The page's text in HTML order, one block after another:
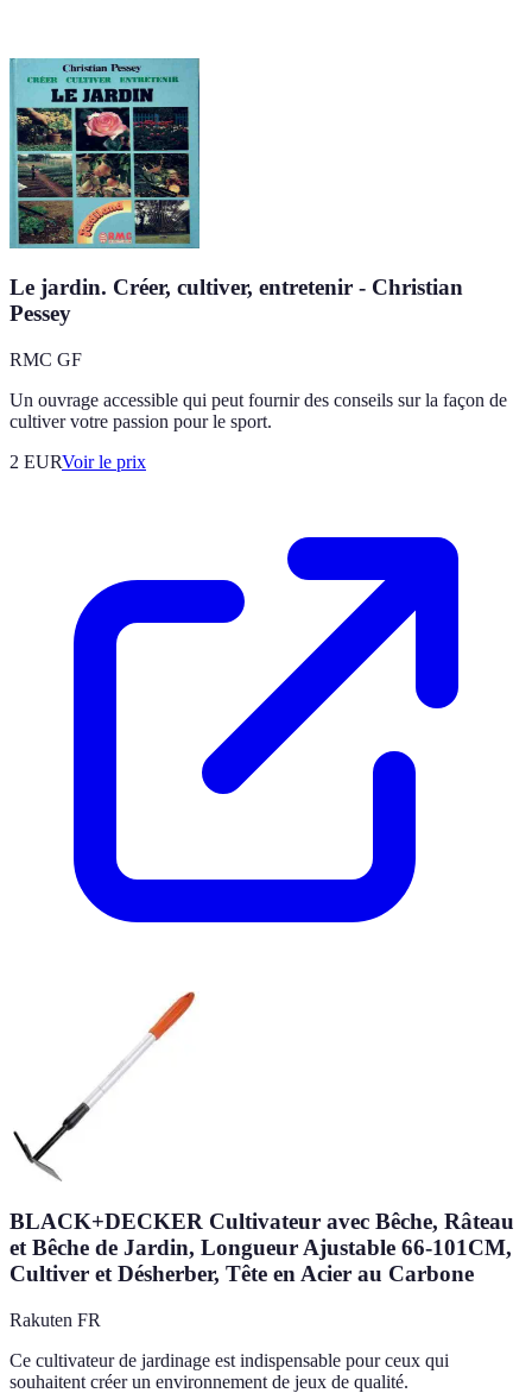
Le jardin. Créer, cultiver, entretenir - Christian
Pessey
RMC GF
Un ouvrage accessible qui peut fournir des conseils sur la façon de
cultiver votre passion pour le sport.
2 EURVoir le prix
BLACK+DECKER Cultivateur avec Bêche, Râteau
et Bêche de Jardin, Longueur Ajustable 66-101CM,
Cultiver et Désherber, Tête en Acier au Carbone
Rakuten FR
Ce cultivateur de jardinage est indispensable pour ceux qui
souhaitent créer un environnement de jeux de qualité.